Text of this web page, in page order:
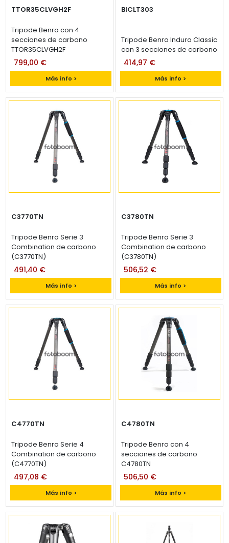
TTOR35CLVGH2F
Tripode Benro con 4
secciones de carbono
TTOR35CLVGH2F
Más info >
799,00 €
BICLT303
Tripode Benro Induro Classic
con 3 secciones de carbono
Más info >
414,97 €
C3770TN
Tripode Benro Serie 3
Combination de carbono
(C3770TN)
Más info >
491,40 €
C3780TN
Tripode Benro Serie 3
Combination de carbono
(C3780TN)
Más info >
506,52 €
C4770TN
Tripode Benro Serie 4
Combination de carbono
(C4770TN)
Más info >
497,08 €
C4780TN
Tripode Benro con 4
secciones de carbono
C4780TN
Más info >
506,50 €